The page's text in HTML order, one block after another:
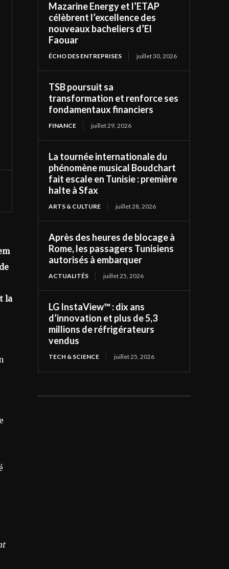
la
Mazarine Energy et l’ETAP
célèbrent l’excellence des
nouveaux bacheliers d’El
Faouar
ÉCHO DES ENTREPRISES juillet 30, 2026
TSB poursuit sa
transformation et renforce ses
fondamentaux financiers
FINANCE juillet 29, 2026
La tournée internationale du
phénomène musical Boudchart
fait escale en Tunisie : première
halte à Sfax
ARTS & CULTURE juillet 28, 2026
Après des heures de blocage à
Rome, les passagers Tunisiens
autorisés à embarquer
ACTUALITÉS juillet 25, 2026
LG InstaView™ : dix ans
d’innovation et plus de 5,3
millions de réfrigérateurs
vendus
TECH & SCIENCE juillet 25, 2026